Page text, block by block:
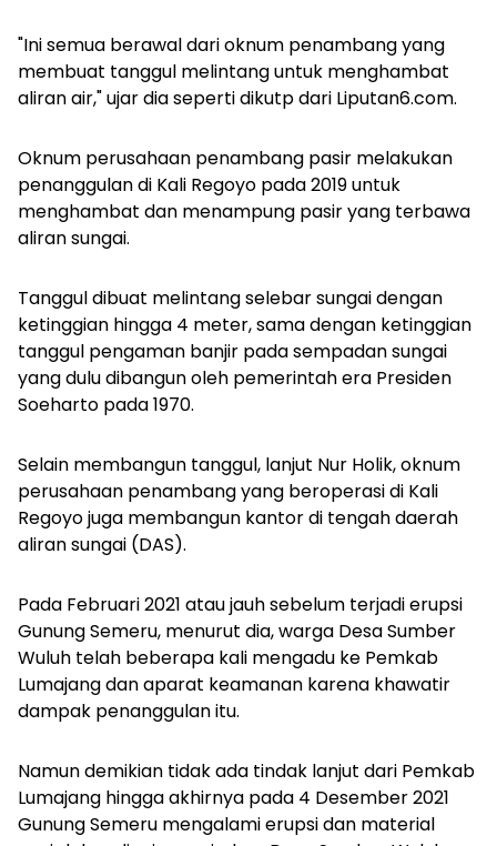
"Ini semua berawal dari oknum penambang yang
membuat tanggul melintang untuk menghambat
aliran air," ujar dia seperti dikutp dari Liputan6.com.
Oknum perusahaan penambang pasir melakukan
penanggulan di Kali Regoyo pada 2019 untuk
menghambat dan menampung pasir yang terbawa
aliran sungai.
Tanggul dibuat melintang selebar sungai dengan
ketinggian hingga 4 meter, sama dengan ketinggian
tanggul pengaman banjir pada sempadan sungai
yang dulu dibangun oleh pemerintah era Presiden
Soeharto pada 1970.
Selain membangun tanggul, lanjut Nur Holik, oknum
perusahaan penambang yang beroperasi di Kali
Regoyo juga membangun kantor di tengah daerah
aliran sungai (DAS).
Pada Februari 2021 atau jauh sebelum terjadierupsi
Gunung Semeru, menurut dia, warga Desa Sumber
Wuluh telah beberapa kali mengadu ke Pemkab
Lumajang dan aparat keamanan karena khawatir
dampak penanggulan itu.
Namun demikian tidak ada tindak lanjut dari Pemkab
Lumajang hingga akhirnya pada 4 Desember 2021
Gunung Semeru mengalami erupsi dan material